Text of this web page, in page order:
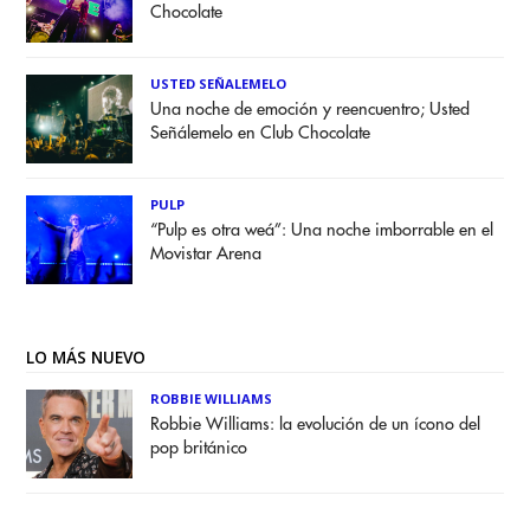
Chocolate
USTED SEÑALEMELO
Una noche de emoción y reencuentro; Usted
Señálemelo en Club Chocolate
PULP
“Pulp es otra weá”: Una noche imborrable en el
Movistar Arena
LO MÁS NUEVO
ROBBIE WILLIAMS
Robbie Williams: la evolución de un ícono del
pop británico